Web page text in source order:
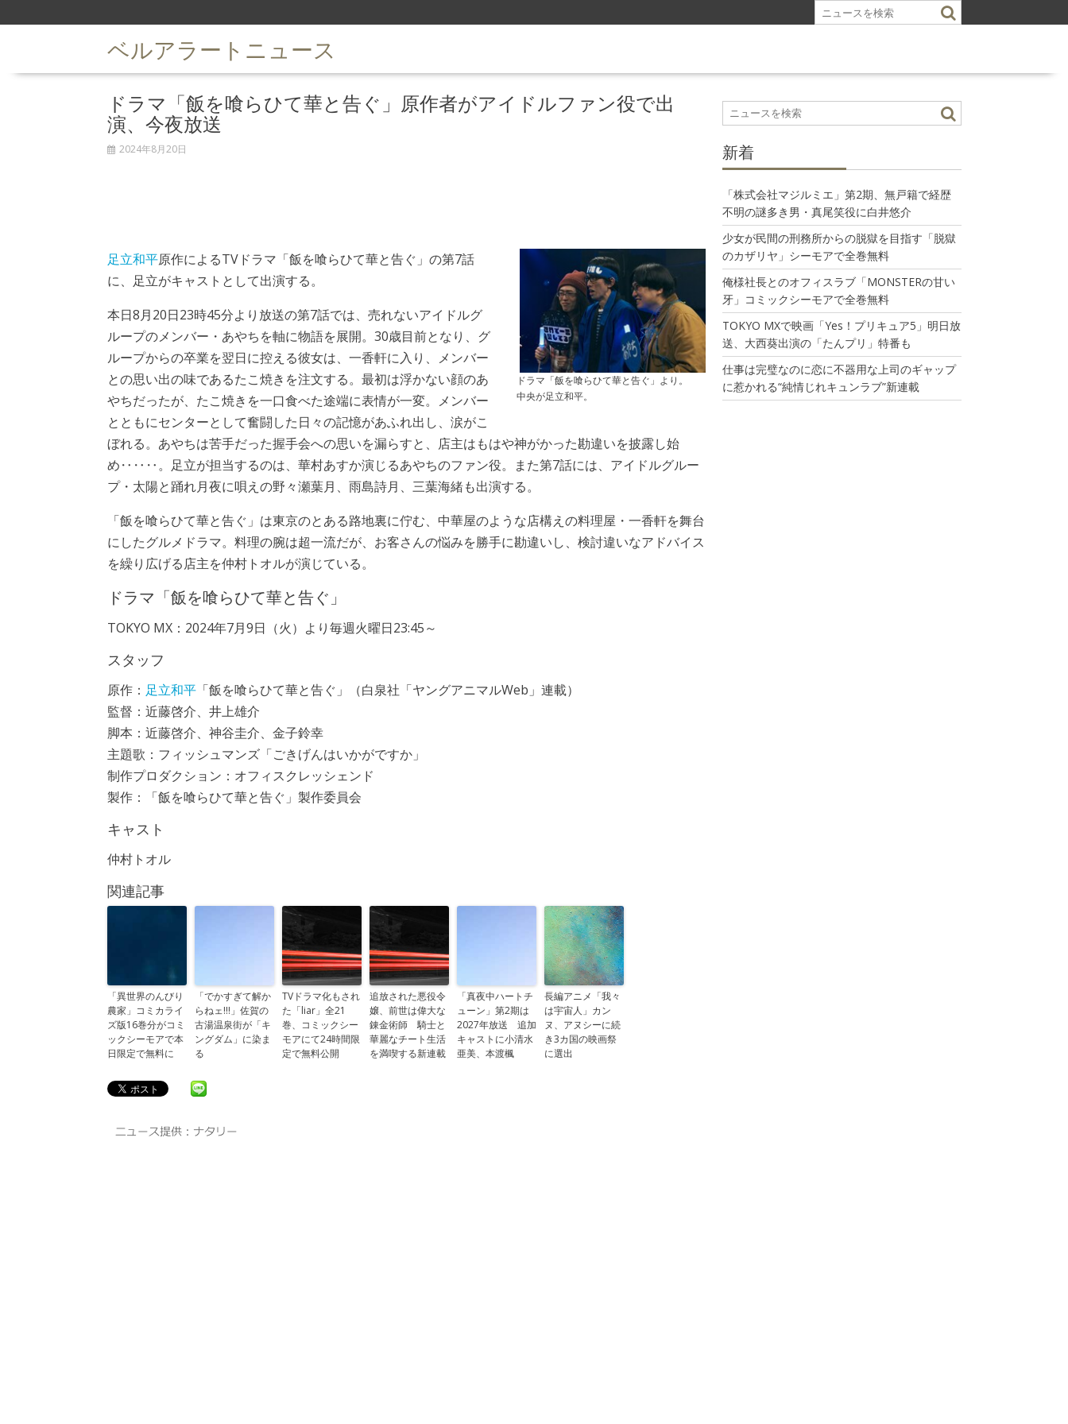
k
ベルアラートニュース
ドラマ「飯を喰らひて華と告ぐ」原作者がアイドルファン役で出
演、今夜放送
2024年8月20日
ドラマ「飯を喰らひて華と告ぐ」より。
中央が足立和平。
足立和平原作によるTVドラマ「飯を喰らひて華と告ぐ」の第7話
に、足立がキャストとして出演する。
本日8月20日23時45分より放送の第7話では、売れないアイドルグ
ループのメンバー・あやちを軸に物語を展開。30歳目前となり、グ
ループからの卒業を翌日に控える彼女は、一香軒に入り、メンバー
との思い出の味であるたこ焼きを注文する。最初は浮かない顔のあ
やちだったが、たこ焼きを一口食べた途端に表情が一変。メンバー
とともにセンターとして奮闘した日々の記憶があふれ出し、涙がこ
ぼれる。あやちは苦手だった握手会への思いを漏らすと、店主はもはや神がかった勘違いを披露し始
め‥‥‥。足立が担当するのは、華村あすか演じるあやちのファン役。また第7話には、アイドルグルー
プ・太陽と踊れ月夜に唄えの野々瀬葉月、雨島詩月、三葉海緒も出演する。
「飯を喰らひて華と告ぐ」は東京のとある路地裏に佇む、中華屋のような店構えの料理屋・一香軒を舞台
にしたグルメドラマ。料理の腕は超一流だが、お客さんの悩みを勝手に勘違いし、検討違いなアドバイス
を繰り広げる店主を仲村トオルが演じている。
ドラマ「飯を喰らひて華と告ぐ」
TOKYO MX：2024年7月9日（火）より毎週火曜日23:45～
スタッフ
原作： 足立和平「飯を喰らひて華と告ぐ」（白泉社「ヤングアニマルWeb」連載）
監督：近藤啓介、井上雄介
脚本：近藤啓介、神谷圭介、金子鈴幸
主題歌：フィッシュマンズ「ごきげんはいかがですか」
制作プロダクション：オフィスクレッシェンド
製作：「飯を喰らひて華と告ぐ」製作委員会
キャスト
仲村トオル
関連記事
「異世界のんびり
農家」コミカライ
ズ版16巻分がコミ
ックシーモアで本
日限定で無料に
「でかすぎて解か
らねェ!!!」佐賀の
古湯温泉街が「キ
ングダム」に染ま
る
TVドラマ化もされ
た「liar」全21
巻、コミックシー
モアにて24時間限
定で無料公開
追放された悪役令
嬢、前世は偉大な
錬金術師 騎士と
華麗なチート生活
を満喫する新連載
「真夜中ハートチ
ューン」第2期は
2027年放送 追加
キャストに小清水
亜美、本渡楓
長編アニメ「我々
は宇宙人」カン
ヌ、アヌシーに続
き3カ国の映画祭
に選出
新着
「株式会社マジルミエ」第2期、無戸籍で経歴
不明の謎多き男・真尾笑役に白井悠介
少女が民間の刑務所からの脱獄を目指す「脱獄
のカザリヤ」シーモアで全巻無料
俺様社長とのオフィスラブ「MONSTERの甘い
牙」コミックシーモアで全巻無料
TOKYO MXで映画「Yes！プリキュア5」明日放
送、大西葵出演の「たんプリ」特番も
仕事は完璧なのに恋に不器用な上司のギャップ
に惹かれる“純情じれキュンラブ”新連載